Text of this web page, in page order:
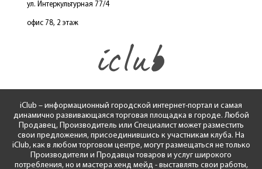
ул. Интеркультурная 77/4
офис 78, 2 этаж
iClub – информационный городской интернет-портал и самая
динамично развивающаяся торговая площадка в городе. Любой
Продавец, Производитель или Специалист может разместить
свои предложения, присоединившись к участникам клуба. На
iClub, как в любом торговом центре, могут размещаться не только
Производители и Продавцы товаров и услуг широкого
потребления, но и мастера хенд мейд - выставлять свои работы,